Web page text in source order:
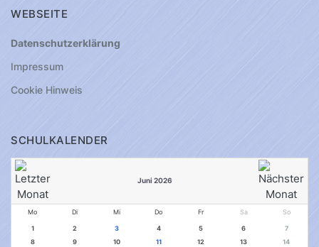
WEBSEITE
Datenschutzerklärung
Impressum
Cookie Hinweis
SCHULKALENDER
Juni 2026
Mo Di Mi Do Fr Sa So
1 2 3 4 5 6
7
8
9 10 11 12 13
14